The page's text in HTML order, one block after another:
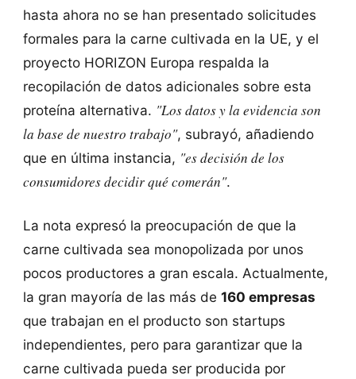
hasta ahora no se han presentado solicitudes
formales para la carne cultivada en la UE, y el
proyecto HORIZON Europa respalda la
recopilación de datos adicionales sobre esta
proteína alternativa. "Los datos y la evidencia son
la base de nuestro trabajo", subrayó, añadiendo
que en última instancia, "es decisión de los
consumidores decidir qué comerán".
La nota expresó la preocupación de que la
carne cultivada sea monopolizada por unos
pocos productores a gran escala. Actualmente,
la gran mayoría de las más de 160 empresas
que trabajan en el producto son startups
independientes, pero para garantizar que la
carne cultivada pueda ser producida por